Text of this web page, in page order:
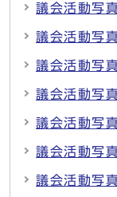
議会活動写
議会活動写
議会活動写
議会活動写
議会活動写
議会活動写
議会活動写